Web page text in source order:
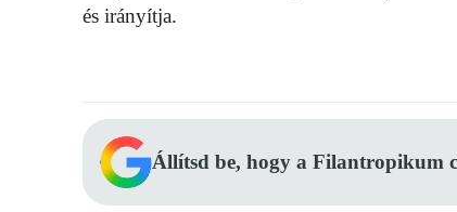
és irányítja.
Állítsd be, hogy a Filantropikum